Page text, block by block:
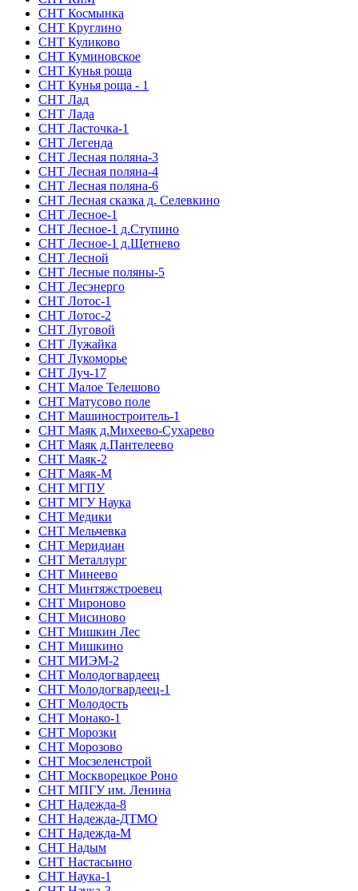
СНТ Космынка
СНТ Круглино
СНТ Куликово
СНТ Куминовское
СНТ Кунья роща
СНТ Кунья роща - 1
СНТ Лад
СНТ Лада
СНТ Ласточка-1
СНТ Легенда
СНТ Лесная поляна-3
СНТ Лесная поляна-4
СНТ Лесная поляна-6
СНТ Лесная сказка д. Селевкино
СНТ Лесное-1
СНТ Лесное-1 д.Ступино
СНТ Лесное-1 д.Щетнево
СНТ Лесной
СНТ Лесные поляны-5
СНТ Лесэнерго
СНТ Лотос-1
СНТ Лотос-2
СНТ Луговой
СНТ Лужайка
СНТ Лукоморье
СНТ Луч-17
СНТ Малое Телешово
СНТ Матусово поле
СНТ Машиностроитель-1
СНТ Маяк д.Михеево-Сухарево
СНТ Маяк д.Пантелеево
СНТ Маяк-2
СНТ Маяк-М
СНТ МГПУ
СНТ МГУ Наука
СНТ Медики
СНТ Мельчевка
СНТ Меридиан
СНТ Металлург
СНТ Минеево
СНТ Минтяжстроевец
СНТ Мироново
СНТ Мисиново
СНТ Мишкин Лес
СНТ Мишкино
СНТ МИЭМ-2
СНТ Молодогвардеец
СНТ Молодогвардеец-1
СНТ Молодость
СНТ Монако-1
СНТ Морозки
СНТ Морозово
СНТ Мосзеленстрой
СНТ Москворецкое Роно
СНТ МПГУ им. Ленина
СНТ Надежда-8
СНТ Надежда-ДТМО
СНТ Надежда-М
СНТ Надым
СНТ Настасьино
СНТ Наука-1